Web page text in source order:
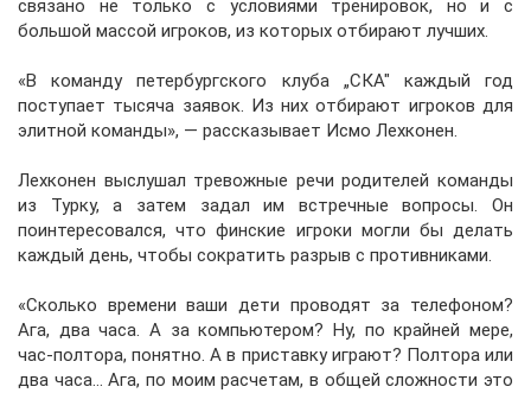
связано не только с условиями тренировок, но и с
большой массой игроков, из которых отбирают лучших.
«В команду петербургского клуба „СКА" каждый год
поступает тысяча заявок. Из них отбирают игроков для
элитной команды», — рассказывает Исмо Лехконен.
Лехконен выслушал тревожные речи родителей команды
из Турку, а затем задал им встречные вопросы. Он
поинтересовался, что финские игроки могли бы делать
каждый день, чтобы сократить разрыв с противниками.
«Сколько времени ваши дети проводят за телефоном?
Ага, два часа. А за компьютером? Ну, по крайней мере,
час-полтора, понятно. А в приставку играют? Полтора или
два часа… Ага, по моим расчетам, в общей сложности это